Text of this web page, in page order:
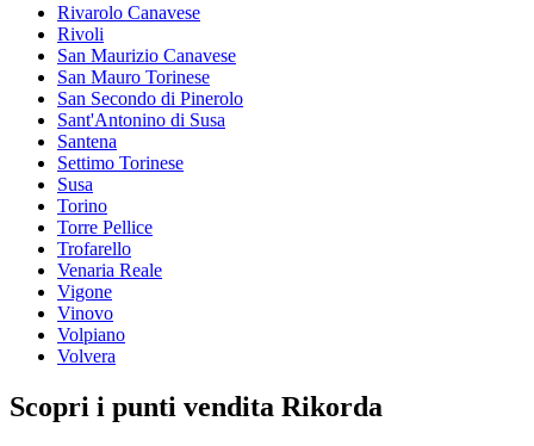
Rivarolo Canavese
Rivoli
San Maurizio Canavese
San Mauro Torinese
San Secondo di Pinerolo
Sant'Antonino di Susa
Santena
Settimo Torinese
Susa
Torino
Torre Pellice
Trofarello
Venaria Reale
Vigone
Vinovo
Volpiano
Volvera
Scopri i punti vendita Rikorda